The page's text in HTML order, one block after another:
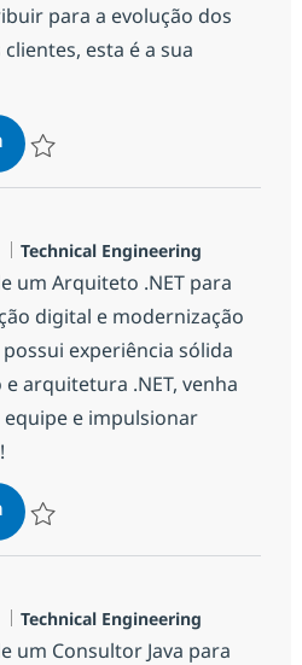
para a evolução dos
esta é a sua
Test Automation Consultant
Categoria
Technical Engineering
um Arquiteto .NET para
digital e modernização
experiência sólida
arquitetura .NET, venha
e impulsionar
Arquiteto .NET
Categoria
Technical Engineering
um Consultor Java para